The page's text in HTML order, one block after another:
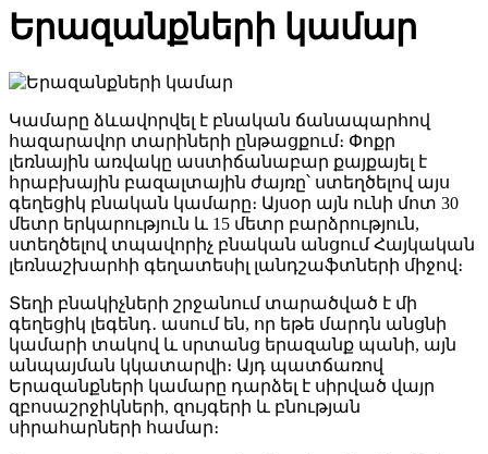
Երազանքների կամար
Կամարը ձևավորվել է բնական ճանապարհով
հազարավոր տարիների ընթացքում։ Փոքր
լեռնային առվակը աստիճանաբար քայքայել է
հրաբխային բազալտային ժայռը՝ ստեղծելով այս
գեղեցիկ բնական կամարը։ Այսօր այն ունի մոտ 30
մետր երկարություն և 15 մետր բարձրություն,
ստեղծելով տպավորիչ բնական անցում Հայկական
լեռնաշխարհի գեղատեսիլ լանդշաֆտների միջով։
Տեղի բնակիչների շրջանում տարածված է մի
գեղեցիկ լեգենդ․ ասում են, որ եթե մարդն անցնի
կամարի տակով և սրտանց երազանք պանի, այն
անպայման կկատարվի։ Այդ պատճառով
Երազանքների կամարը դարձել է սիրված վայր
զբոսաշրջիկների, զույգերի և բնության
սիրահարների համար։